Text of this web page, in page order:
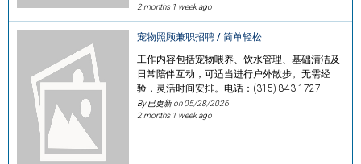
2 months 1 week ago
宠物照顾兼职招聘 / 简单轻松
工作内容包括宠物喂养、饮水管理、基础清洁及
日常陪伴互动，可适当进行户外散步。无需经
验，灵活时间安排。电话：(315) 843-1727
By 已更新 on05/28/2026
2 months 1 week ago